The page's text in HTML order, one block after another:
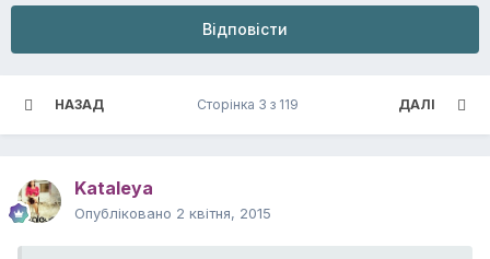
Відповісти
НАЗАД ДАЛІ
Сторінка 3 з 119
Kataleya
Опубліковано 2 квітня, 2015